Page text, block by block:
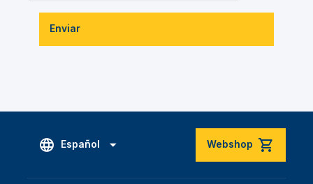
Enviar
Español Webshop